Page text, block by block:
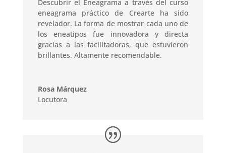
Descubrir el Eneagrama a través del curso
eneagrama práctico de Crearte ha sido
revelador. La forma de mostrar cada uno de
los eneatipos fue innovadora y directa
gracias a las facilitadoras, que estuvieron
brillantes. Altamente recomendable.
Rosa Márquez
Locutora